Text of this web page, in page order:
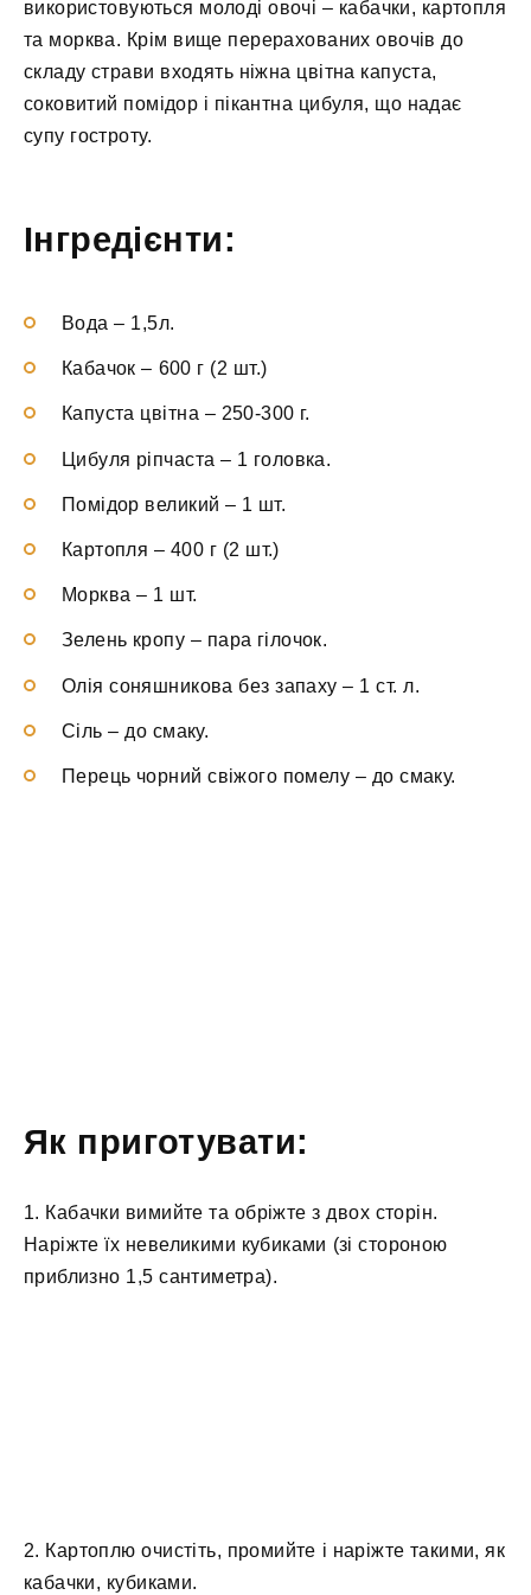
використовуються молоді овочі – кабачки, картопля
та морква. Крім вище перерахованих овочів до
складу страви входять ніжна цвітна капуста,
соковитий помідор і пікантна цибуля, що надає
супу гостроту.
Інгредієнти:
Вода – 1,5л.
Кабачок – 600 г (2 шт.)
Капуста цвітна– 250-300 г.
Цибуля ріпчаста – 1 головка.
Помідор великий – 1 шт.
Картопля – 400 г (2 шт.)
Морква – 1 шт.
Зелень кропу – пара гілочок.
Олія соняшникова без запаху – 1 ст. л.
Сіль – до смаку.
Перець чорний свіжого помелу – до смаку.
Як приготувати:
1. Кабачки вимийте та обріжте з двох сторін.
Наріжте їх невеликими кубиками (зі стороною
приблизно 1,5 сантиметра).
2. Картоплю очистіть, промийте і наріжте такими, як
кабачки, кубиками.